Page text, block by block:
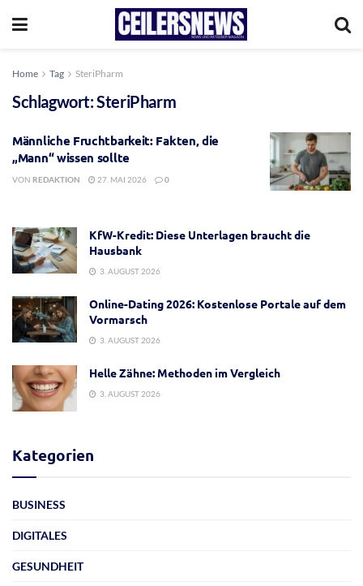
Home Tag SteriPharm
Schlagwort:SteriPharm
Männliche Fruchtbarkeit: Fakten, die
„Mann“ wissen sollte
VON REDAKTION 27. MAI 2026 0
KfW-Kredit: Diese Unterlagen braucht die
Hausbank
3. AUGUST 2026
Online-Dating 2026: Kostenlose Portale auf dem
Vormarsch
3. AUGUST 2026
Helle Zähne: Methoden im Vergleich
3. AUGUST 2026
Kategorien
BUSINESS
DIGITALES
GESUNDHEIT